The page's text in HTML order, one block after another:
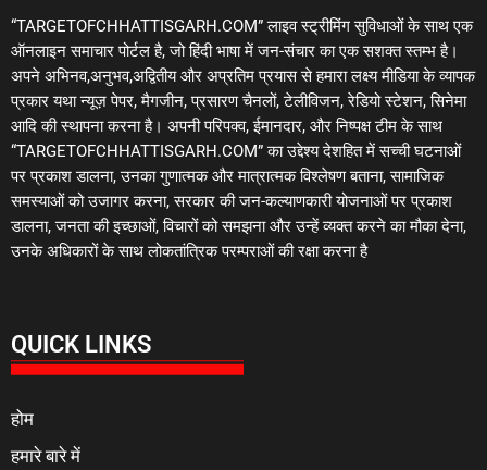
“TARGETOFCHHATTISGARH.COM” लाइव स्ट्रीमिंग सुविधाओं के साथ एक
ऑनलाइन समाचार पोर्टल है, जो हिंदी भाषा में जन-संचार का एक सशक्त स्तम्भ है।
अपने अभिनव,अनुभव,अद्वितीय और अप्रतिम प्रयास से हमारा लक्ष्य मीडिया के व्यापक
प्रकार यथा न्यूज़ पेपर, मैगजीन, प्रसारण चैनलों, टेलीविजन, रेडियो स्टेशन, सिनेमा
आदि की स्थापना करना है। अपनी परिपक्व, ईमानदार, और निष्पक्ष टीम के साथ
“TARGETOFCHHATTISGARH.COM” का उद्देश्य देशहित में सच्ची घटनाओं
पर प्रकाश डालना, उनका गुणात्मक और मात्रात्मक विश्लेषण बताना, सामाजिक
समस्याओं को उजागर करना, सरकार की जन-कल्याणकारी योजनाओं पर प्रकाश
डालना, जनता की इच्छाओं, विचारों को समझना और उन्हें व्यक्त करने का मौका देना,
उनके अधिकारों के साथ लोकतांत्रिक परम्पराओं की रक्षा करना है
QUICK LINKS
होम
हमारे बारे में